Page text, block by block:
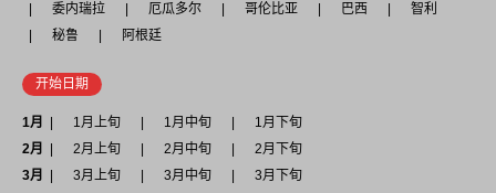
委内瑞拉
厄瓜多尔 哥伦比亚 巴西
智利
秘鲁
阿根廷
开始日期
1月 1月上旬 1月中旬
1月下旬
2月
2月上旬 2月中旬
2月下旬
3月
3月上旬 3月中旬
3月下旬